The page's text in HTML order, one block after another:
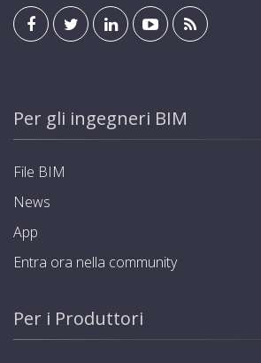
Per gli ingegneri BIM
File BIM
News
App
Entra ora nella community
Per i Produttori